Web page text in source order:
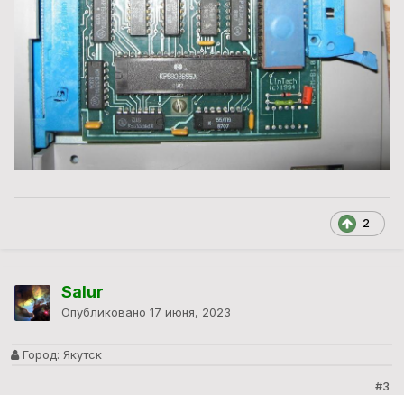
2
Salur
Опубликовано 17 июня, 2023
Город: Якутск
#3